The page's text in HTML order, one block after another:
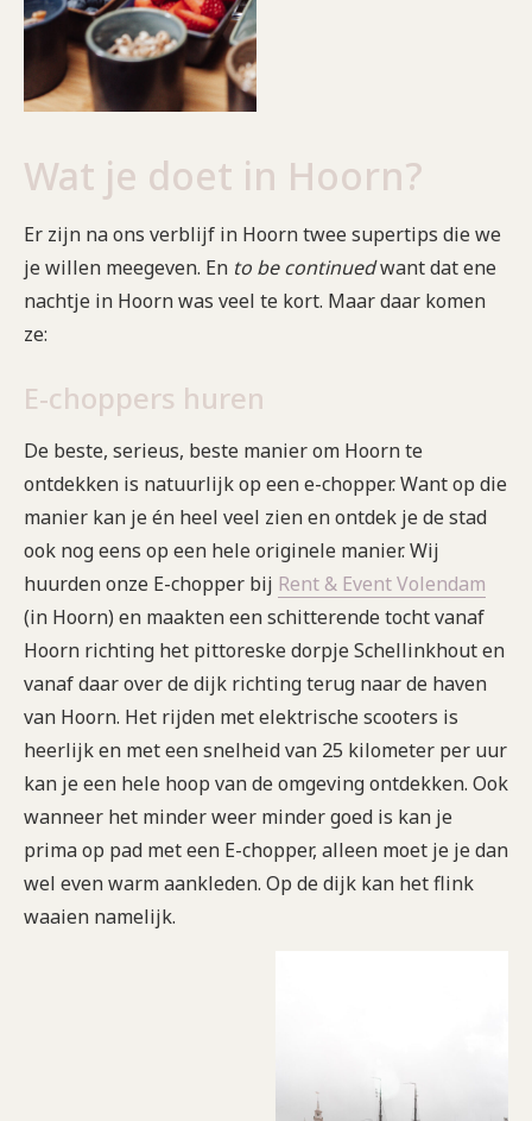
Wat je doet in Hoorn?
Er zijn na ons verblijf in Hoorn twee supertips die we
je willen meegeven. En to be continuedwant dat ene
nachtje in Hoorn was veel te kort. Maar daar komen
ze:
E-choppers huren
De beste, serieus, beste manier om Hoorn te
ontdekken is natuurlijk op een e-chopper. Want op die
manier kan je én heel veel zien en ontdek je de stad
ook nog eens op een hele originele manier. Wij
huurden onze E-chopper bij Rent & Event Volendam
(in Hoorn) en maakten een schitterende tocht vanaf
Hoorn richting het pittoreske dorpje Schellinkhout en
vanaf daar over de dijk richting terug naar de haven
van Hoorn. Het rijden met elektrische scooters is
heerlijk en met een snelheid van 25 kilometer per uur
kan je een hele hoop van de omgeving ontdekken. Ook
wanneer het minder weer minder goed is kan je
prima op pad met een E-chopper, alleen moet je je dan
wel even warm aankleden. Op de dijk kan het flink
waaien namelijk.